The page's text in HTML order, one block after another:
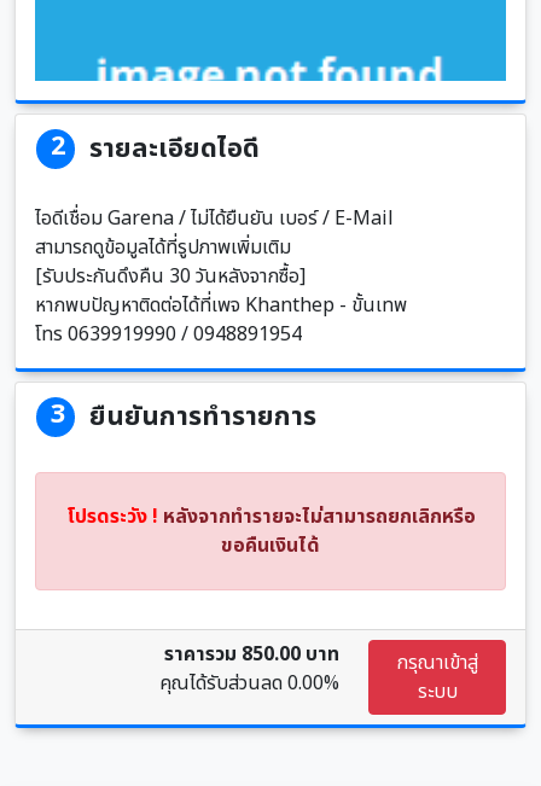
2 รายละเอียดไอดี
ไอดีเชื่อม Garena / ไม่ได้ยืนยัน เบอร์ / E-Mail
สามารถดูข้อมูลได้ที่รูปภาพเพิ่มเติม
[รับประกันดึงคืน 30 วันหลังจากซื้อ]
หากพบปัญหาติดต่อได้ที่เพจ Khanthep - ขั้นเทพ
โทร 0639919990 / 0948891954
3 ยืนยันการทำรายการ
โปรดระวัง ! หลังจากทำรายจะไม่สามารถยกเลิกหรือ
ขอคืนเงินได้
ราคารวม 850.00 บาท
คุณได้รับส่วนลด0.00%
กรุณาเข้าสู่
ระบบ